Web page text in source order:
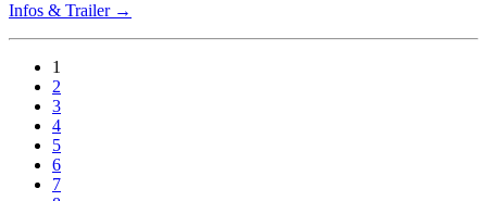
Infos & Trailer →
1
2
3
4
5
6
7